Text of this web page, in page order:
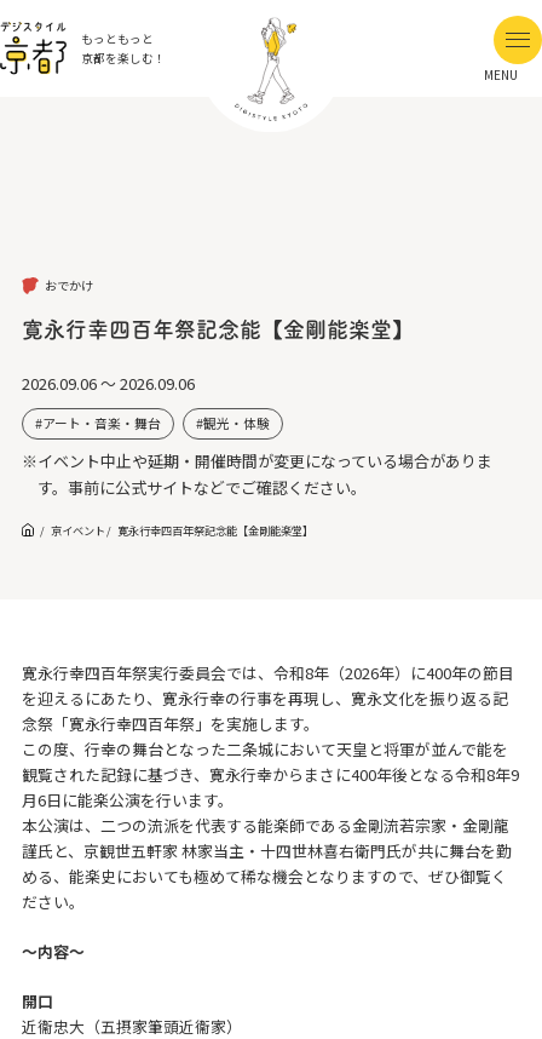
もっともっと
京都を楽しむ！
MENU
おでかけ
寛永行幸四百年祭記念能【金剛能楽堂】
2026.09.06 ～ 2026.09.06
アート・音楽・舞台 観光・体験
※イベント中止や延期・開催時間が変更になっている場合がありま
す。事前に公式サイトなどでご確認ください。
京イベント 寛永行幸四百年祭記念能【金剛能楽堂】
寛永行幸四百年祭実行委員会では、令和8年（2026年）に400年の節目
を迎えるにあたり、寛永行幸の行事を再現し、寛永文化を振り返る記
念祭「寛永行幸四百年祭」を実施します。
この度、行幸の舞台となった二条城において天皇と将軍が並んで能を
観覧された記録に基づき、寛永行幸からまさに400年後となる令和8年9
月6日に能楽公演を行います。
本公演は、二つの流派を代表する能楽師である金剛流若宗家・金剛龍
謹氏と、京観世五軒家 林家当主・十四世林喜右衛門氏が共に舞台を勤
める、能楽史においても極めて稀な機会となりますので、ぜひ御覧く
ださい。
〜内容〜
開口
近衞忠大（五摂家筆頭近衞家）